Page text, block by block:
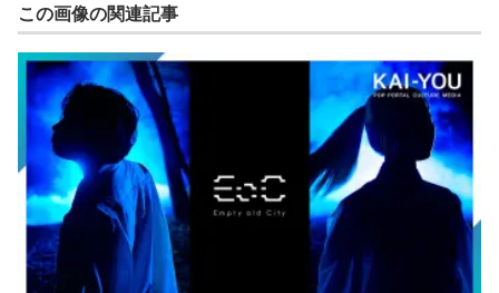
この画像の関連記事